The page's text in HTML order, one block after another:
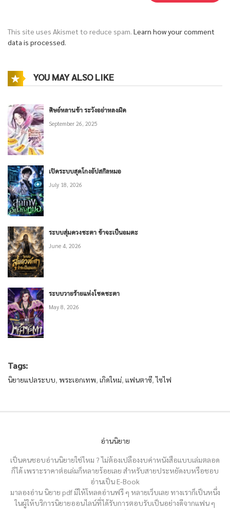
This site uses Akismet to reduce spam. Learn how your comment
data is processed.
YOU MAY ALSO LIKE
ศิษย์หลานข้า ระวังอย่าหลงผิด
September 26, 2025
เปิดระบบสุดโกงอัปสกิลหมอ
July 18, 2026
ระบบสุ่มดวงชะตา ข้าจะเป็นอมตะ
June 4, 2026
ระบบวายร้ายแห่งโชคชะตา
May 8, 2026
Tags:
นิยายแปลระบบ, พระเอกเทพ, เกิดใหม่, แฟนตาซี,ไซไฟ
อ่านนิยาย
เป็นคนชอบอ่านนิยายใช่ไหม ? ไม่ต้องเปลืองงบค่าหนังสือแบบเล่มตลอด
ก็ได้ เพราะราคาต่อเล่มก็หลายร้อยเลย สำหรับสายประหยัดงบหรือชอบ
อ่านเป็น E-Book
มาลองอ่าน นิยาย pdf มีให้โหลดอ่านฟรี ๆ หลายเว็บเลย ทางเราก็เป็นหนึ่ง
ในผู้ให้บริการนิยายออนไลน์ที่ได้รับการตอบรับเป็นอย่างดีจากแฟน ๆ